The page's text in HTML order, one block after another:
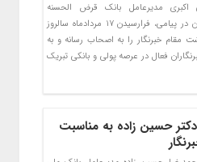
اکبری مدیرعامل بانک قرض الحسنه
مهرایران در پيامي، فرارسيدن ۱۷ مردادماه سالروز
مقام خبرنگار را به اصحاب رسانه و به
فعال در عرصه پولي و بانکي تبريک
حسین زاده به مناسبت